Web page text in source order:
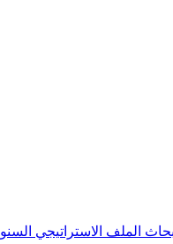
باللغتين العربية والانجليزية وتضمن دراسات تحليلية ورؤى معمقة،